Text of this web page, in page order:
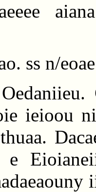
ss n/
ieioou
e